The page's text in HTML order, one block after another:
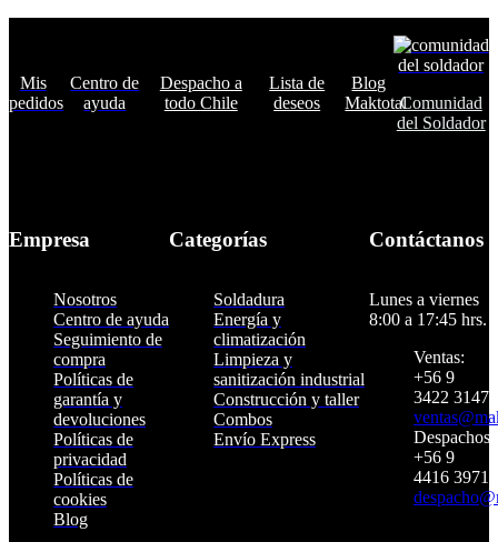
Mis
pedidos
Centro de
ayuda
Despacho a
todo Chile
Lista de
deseos
Blog
MaktotalComunidad
del Soldador
Empresa
Nosotros
Centro de ayuda
Seguimiento de
compra
Políticas de
garantía y
devoluciones
Políticas de
privacidad
Políticas de
cookies
Blog
Categorías
Soldadura
Energía y
climatización
Limpieza y
sanitización industrial
Construcción y taller
Combos
Envío Express
Contáctanos
Lunes a viernes
8:00 a 17:45 hrs.
Ventas:
+56 9
3422 3147
Despachos:
+56 9
4416 3971